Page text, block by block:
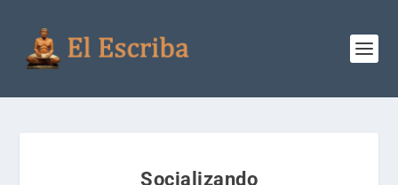
Socializando